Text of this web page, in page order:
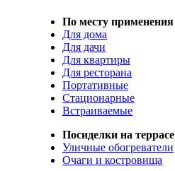
По месту применения
Для дома
Для дачи
Для квартиры
Для ресторана
Портативные
Стационарные
Встраиваемые
Посиделки на террасе
Уличные обогреватели
Очаги и костровища